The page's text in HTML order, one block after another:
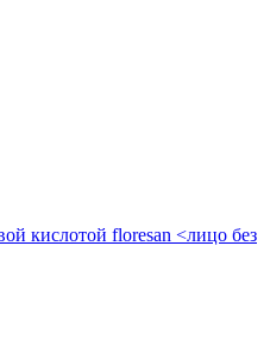
кислотой floresan <лицо без